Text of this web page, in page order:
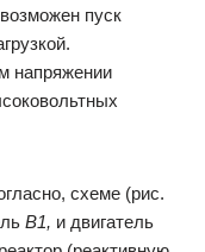
пуск
напряжении
схеме (рис.
В1, и двигатель